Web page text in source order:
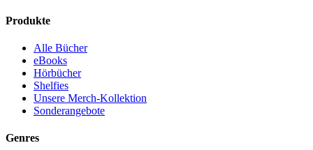
Produkte
Alle Bücher
eBooks
Hörbücher
Shelfies
Unsere Merch-Kollektion
Sonderangebote
Genres